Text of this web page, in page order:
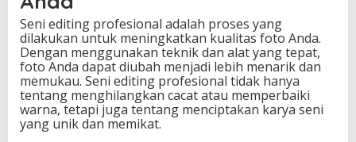
Seni editing profesional adalah proses yang
dilakukan untuk meningkatkan kualitas foto Anda.
Dengan menggunakan teknik dan alat yang tepat,
foto Anda dapat diubah menjadi lebih menarik dan
memukau. Seni editing profesional tidak hanya
tentang menghilangkan cacat atau memperbaiki
warna, tetapi juga tentang menciptakan karya seni
yang unik dan memikat.